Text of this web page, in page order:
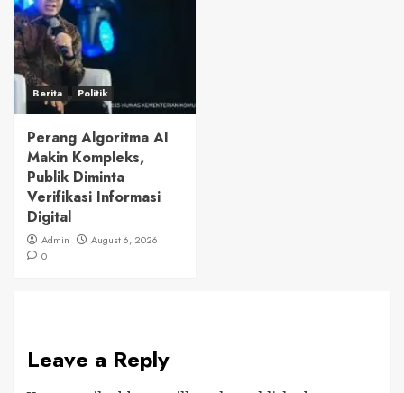
Berita Politik
Perang Algoritma AI
Makin Kompleks,
Publik Diminta
Verifikasi Informasi
Digital
Admin
August 6, 2026
0
Leave a Reply